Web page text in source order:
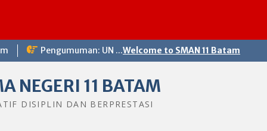
Pengumuman: UN ...Welcome to SMAN 11 Batam
NEGERI 11 BATAM
DISIPLIN DAN BERPRESTASI